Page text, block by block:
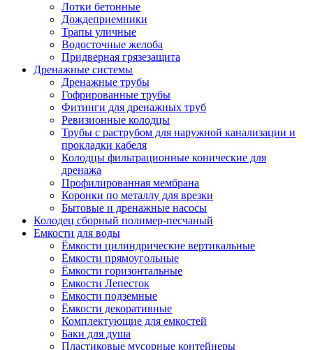
Лотки бетонные
Дождеприемники
Трапы уличные
Водосточные желоба
Придверная грязезащита
Дренажные системы
Дренажные трубы
Гофрированные трубы
Фитинги для дренажных труб
Ревизионные колодцы
Трубы с раструбом для наружной канализации и
прокладки кабеля
Колодцы фильтрационные конические для
дренажа
Профилированная мембрана
Коронки по металлу для врезки
Бытовые и дренажные насосы
Колодец сборный полимер-песчаный
Емкости для воды
Ёмкости цилиндрические вертикальные
Ёмкости прямоугольные
Ёмкости горизонтальные
Емкости Лепесток
Ёмкости подземные
Ёмкости декоративные
Комплектующие для емкостей
Баки для душа
Пластиковые мусорные контейнеры